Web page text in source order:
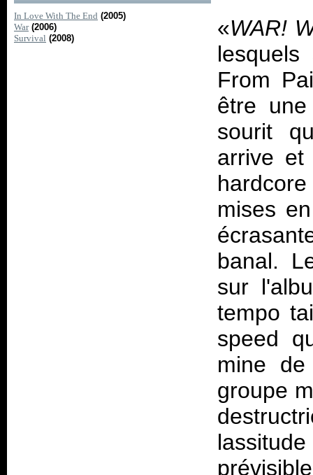
In Love With The End (2005)
War (2006)
Survival (2008) «WAR!
From
être
sourit
arrive et
mises
banal.
sur
tempo
speed
mine
groupe